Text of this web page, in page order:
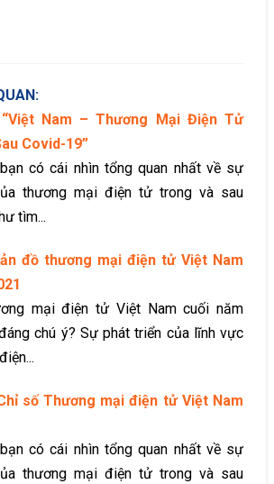
“Việt Nam – Thương Mại Điện Tử
Covid-19”
có cái nhìn tổng quan nhất về sự
thương mại điện tử trong và sau
tìm...
đồ thương mại điện tử Việt Nam
mại điện tử Việt Nam cuối năm
chú ý? Sự phát triển của lĩnh vực
số Thương mại điện tử Việt Nam
có cái nhìn tổng quan nhất về sự
thương mại điện tử trong và sau